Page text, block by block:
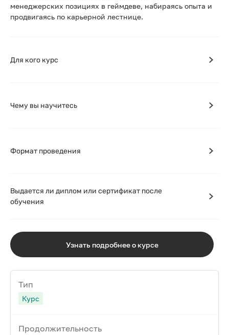
менеджерских позициях в геймдеве, набираясь опыта и
продвигаясь по карьерной лестнице.
Для кого курс
Чему вы научитесь
Формат проведения
Выдается ли диплом или сертификат после
обучения
Узнать подробнее о курсе
Тип
Курс
Продолжительность